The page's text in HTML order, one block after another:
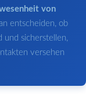
von
entscheiden, ob
und sicherstellen,
versehen